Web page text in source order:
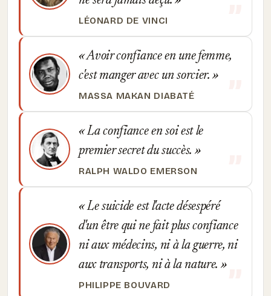
LÉONARD DE VINCI
Avoir confiance en une femme,
c'est manger avec un sorcier.
MASSA MAKAN DIABATÉ
La confiance en soi est le
premier secret du succès.
RALPH WALDO EMERSON
Le suicide est l'acte désespéré
d'un être qui ne fait plus confiance
ni aux médecins, ni à la guerre, ni
aux transports, ni à la nature.
PHILIPPE BOUVARD